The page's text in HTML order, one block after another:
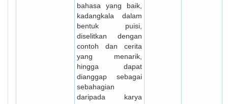
bahasa yang baik,
kadangkala dalam
bentuk puisi,
diselitkan dengan
contoh dan cerita
yang menarik,
hingga dapat
dianggap sebagai
sebahagian
daripada karya